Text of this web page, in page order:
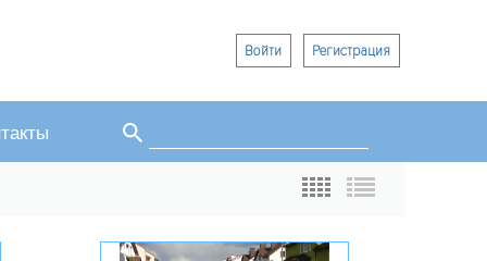
Войти Регистрация
Форма поиска